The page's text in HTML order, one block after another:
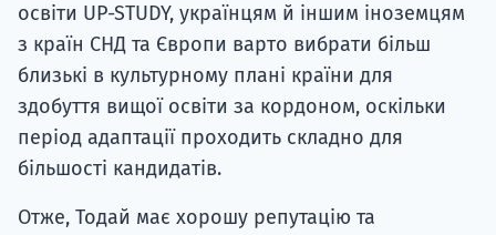
освіти UP-STUDY, українцям й іншим іноземцям
з країн СНД та Європи варто вибрати більш
близькі в культурному плані країни для
здобуття вищої освіти за кордоном, оскільки
період адаптації проходить складно для
більшості кандидатів.
Отже, Тодай має хорошу репутацію та